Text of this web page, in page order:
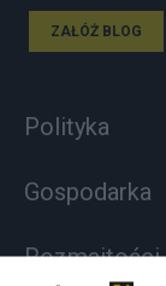
ZAŁÓŻ BLOG
Polityka
Gospodarka
Rozmaitości